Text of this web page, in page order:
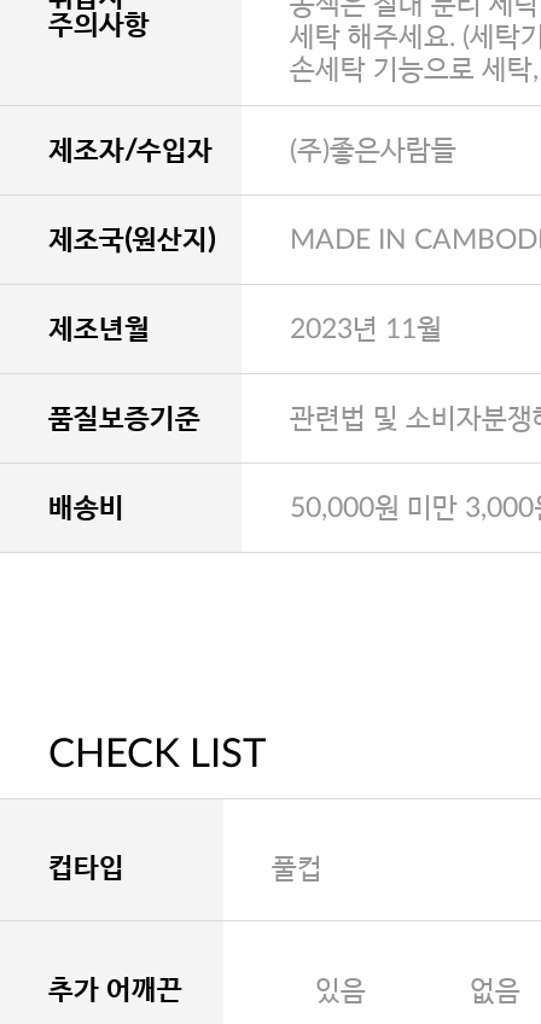
주의사항
세탁 해주세요. (세탁
손세탁 기능으로 세탁
제조자/수입자 (주)좋은사람들
제조국(원산지) MADE IN
제조년월 2023년 11월
품질보증기준 관련법 및 소비자분
배송비 50,000원 미만 3,000
CHECK LIST
컵타입 풀컵
추가 어깨끈 있음 없음